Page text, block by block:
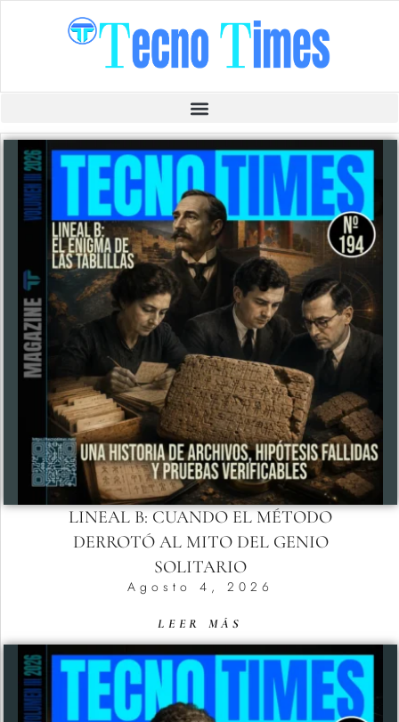
LINEAL B: CUANDO EL MÉTODO
DERROTÓ AL MITO DEL GENIO
SOLITARIO
Agosto 4, 2026
LEER MÁS